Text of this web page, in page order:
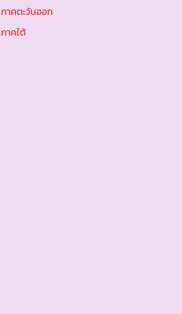
ภาคตะวันออก
ภาคใต้